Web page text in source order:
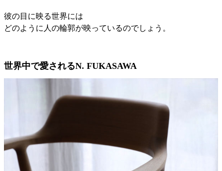
彼の目に映る世界には
どのように人の輪郭が映っているのでしょう。
世界中で愛されるN. FUKASAWA